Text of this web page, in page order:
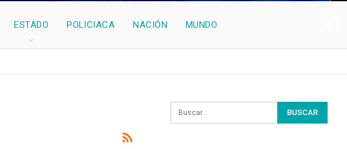
ESTADO POLICIACA NACIÓN MUNDO